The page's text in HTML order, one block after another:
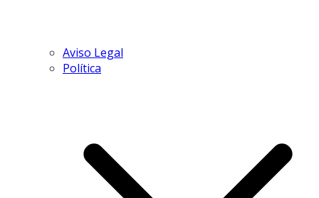
Aviso Legal
Política